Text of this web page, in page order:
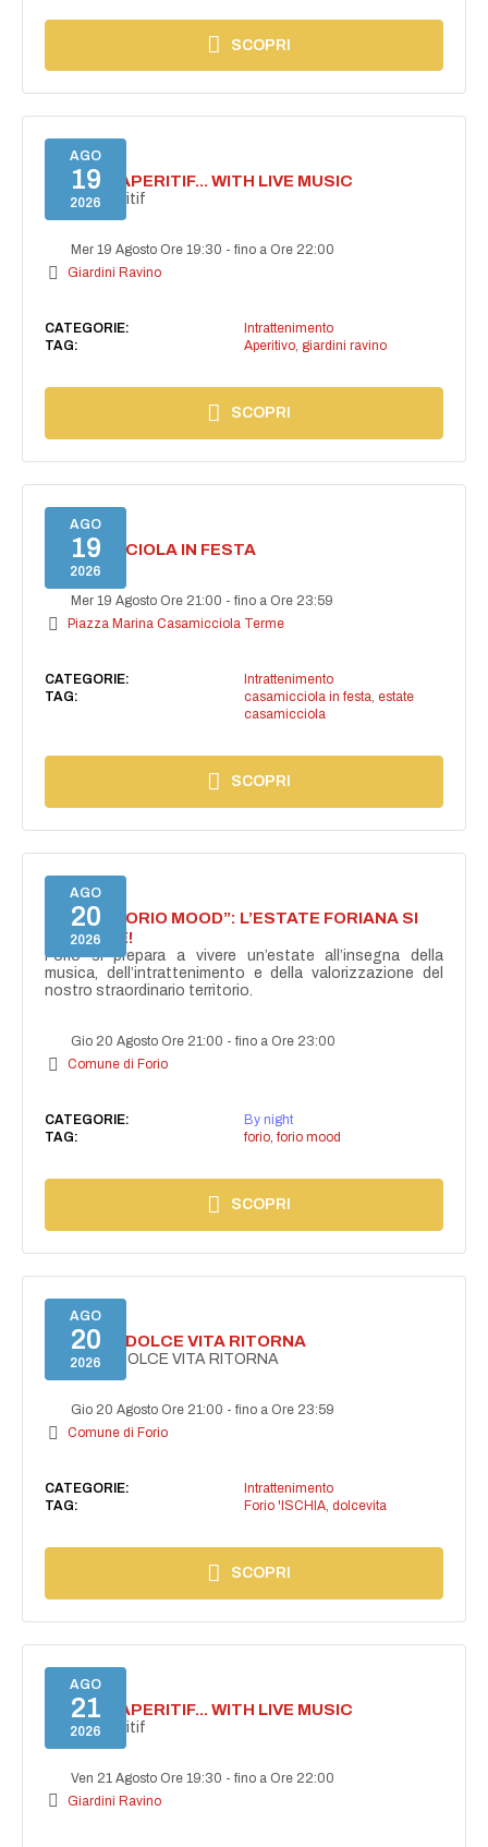
SCOPRI
AGO
19
2026
SECRET APERITIF... WITH LIVE MUSIC
Secret aperitif
Mer 19 Agosto Ore 19:30 -fino a Ore 22:00
Giardini Ravino
CATEGORIE:
Intrattenimento
TAG:
Aperitivo, giardini ravino
SCOPRI
AGO
19
2026
CASAMICCIOLA IN FESTA
Mer 19 Agosto Ore 21:00 -fino a Ore 23:59
Piazza Marina Casamicciola Terme
CATEGORIE:
Intrattenimento
TAG:
casamicciola in festa, estate
casamicciola
SCOPRI
AGO
20
2026
NASCE “FORIO MOOD”: L’ESTATE FORIANA SI
ACCENDE!
Forio si prepara a vivere un’estate all’insegna della
musica, dell’intrattenimento e della valorizzazione del
nostro straordinario territorio.
Gio 20 Agosto Ore 21:00 -fino a Ore 23:00
Comune di Forio
CATEGORIE:
By night
TAG:
forio, forio mood
SCOPRI
AGO
20
2026
FORIO LA DOLCE VITA RITORNA
FORIO LA DOLCE VITA RITORNA
Gio 20 Agosto Ore 21:00 -fino a Ore 23:59
Comune di Forio
CATEGORIE:
Intrattenimento
TAG:
Forio 'ISCHIA, dolcevita
SCOPRI
AGO
21
2026
SECRET APERITIF... WITH LIVE MUSIC
Secret aperitif
Ven 21 Agosto Ore 19:30 -fino a Ore 22:00
Giardini Ravino